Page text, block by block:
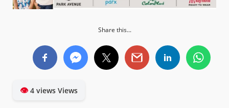
Share this...
👁4 views Views